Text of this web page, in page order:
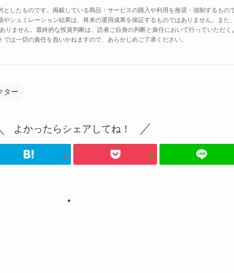
したものです。掲載している商品・サービスの購入や利用を推奨・強制するもの
シュミレーション結果は、将来の運用成果を保証するものではありません。また
りません。最終的な投資判断は、読者ご自身の判断と責任において行っていただ
は一切の責任を負いかねますので、あらかじめご了承ください。
ター
よかったらシェアしてね！